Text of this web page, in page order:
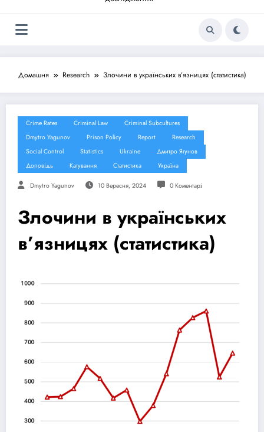
Домашня Research Злочини в українських в’язницях (статистика)
Crime Rates Criminal Law
Criminal Subcultures
Dmytro Yagunov
Prison Policy Report
Research
Social Control
Statistics Ukraine
Дмитро Ягунов
Доповідь
Катування Статистика Україна
Dmytro Yagunov 10 Вересня, 2024 0 Коментарі
Злочини в українських
в’язницях (статистика)